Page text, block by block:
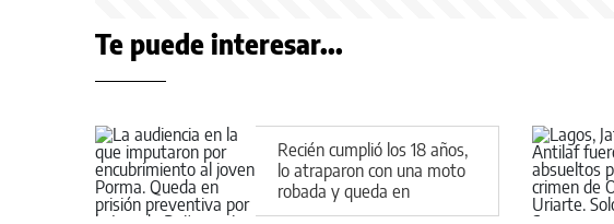
Te puede interesar...
Recién cumplió los 18 años,
lo atraparon con una moto
robada y queda en
preventiva por la Ley de